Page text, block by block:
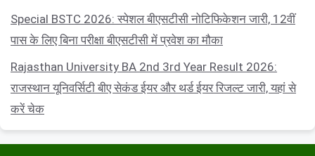
Special BSTC 2026: स्पेशल बीएसटीसी नोटिफिकेशन जारी, 12वीं
पास के लिए बिना परीक्षा बीएसटीसी में प्रवेश का मौका
Rajasthan University BA 2nd 3rd Year Result 2026:
राजस्थान यूनिवर्सिटी बीए सेकंड ईयर और थर्ड ईयर रिजल्ट जारी, यहां से
करें चेक